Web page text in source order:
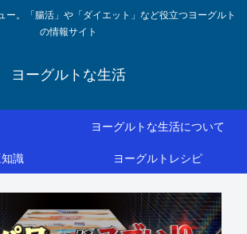
ー。「腸活」や「ダイエット」など役立つヨーグルト
の情報サイト
ヨーグルトな生活
ヨーグルトな生活について
識
ヨーグルトレシピ